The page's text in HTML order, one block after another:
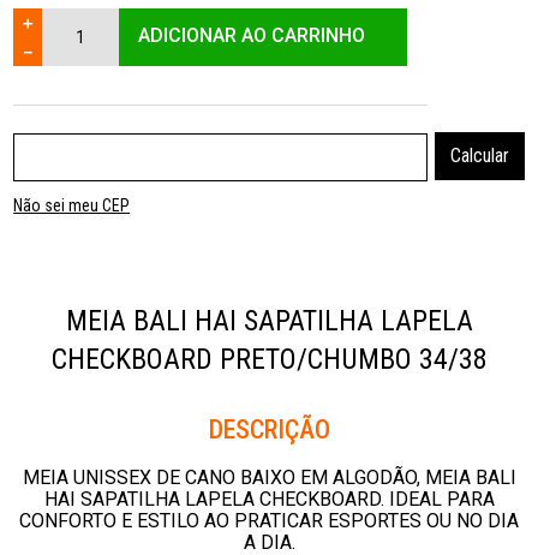
＋
－
ADICIONAR AO CARRINHO
Não sei meu CEP
MEIA BALI HAI SAPATILHA LAPELA
CHECKBOARD PRETO/CHUMBO 34/38
Descrição
MEIA UNISSEX DE CANO BAIXO EM ALGODÃO, MEIA BALI
HAI SAPATILHA LAPELA CHECKBOARD. IDEAL PARA
CONFORTO E ESTILO AO PRATICAR ESPORTES OU NO DIA
A DIA.